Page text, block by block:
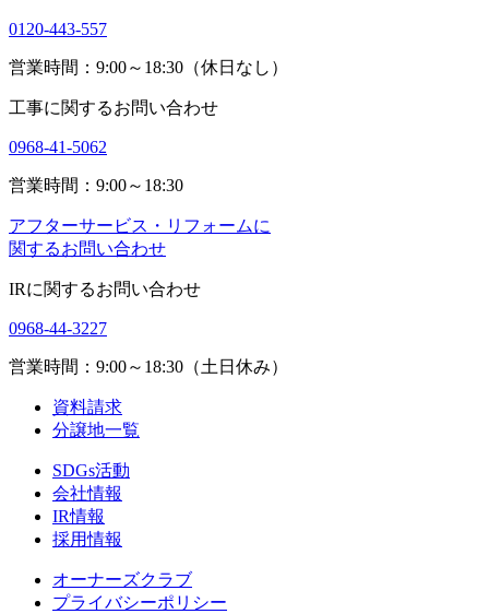
0120-443-557
営業時間：9:00～18:30（休日なし）
工事に関するお問い合わせ
0968-41-5062
営業時間：9:00～18:30
アフターサービス・リフォームに
関するお問い合わせ
IRに関するお問い合わせ
0968-44-3227
営業時間：9:00～18:30（土日休み）
資料請求
分譲地一覧
SDGs活動
会社情報
IR情報
採用情報
オーナーズクラブ
プライバシーポリシー